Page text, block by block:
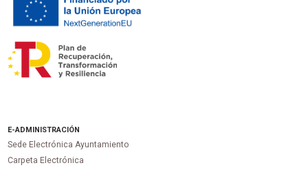
E-ADMINISTRACIÓN
Sede Electrónica Ayuntamiento
Carpeta Electrónica